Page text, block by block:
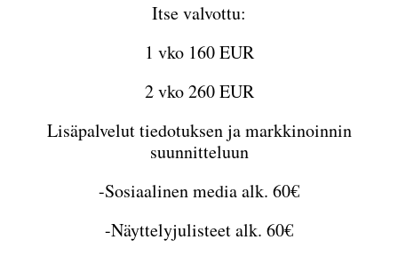
Itse valvottu:
1 vko 160 EUR
2 vko 260 EUR
Lisäpalvelut tiedotuksen ja markkinoinnin
suunnitteluun
-Sosiaalinen media alk. 60€
-Näyttelyjulisteet alk. 60€